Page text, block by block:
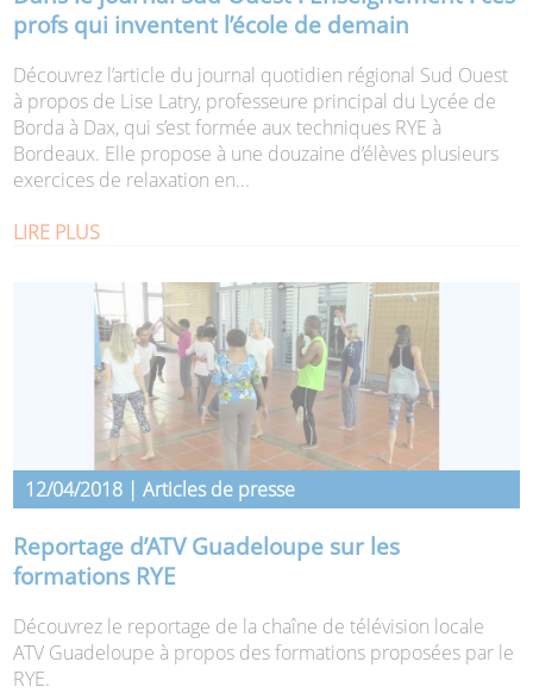
profs qui inventent l’école de demain
Découvrez l’article du journal quotidien régional Sud Ouest
à propos de Lise Latry, professeure principal du Lycée de
Borda à Dax, qui s’est formée aux techniques RYE à
Bordeaux. Elle propose à une douzaine d’élèves plusieurs
exercices de relaxation en...
LIRE PLUS
12/04/2018 | Articles de presse
Reportage d’ATV Guadeloupe sur les
formations RYE
Découvrez le reportage de la chaîne de télévision locale
ATV Guadeloupe à propos des formations proposées par le
RYE.